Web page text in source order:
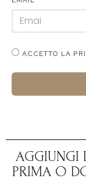
ACCETTO LA
AGGIUNGI
PRIMA O